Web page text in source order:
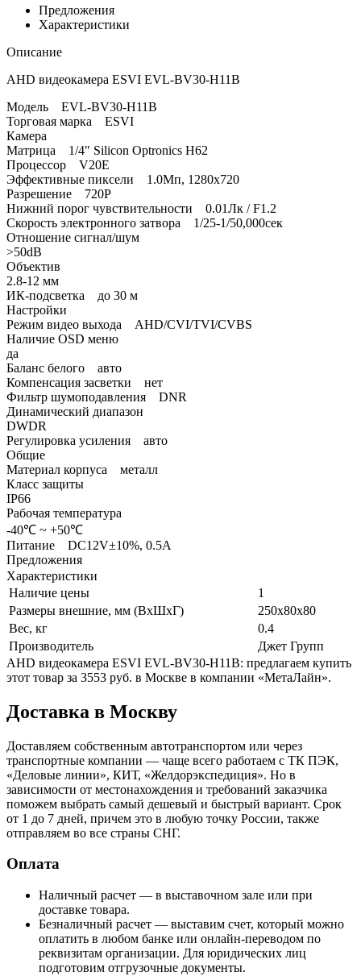
Предложения
Характеристики
Описание
AHD видеокамера ESVI EVL-BV30-H11B
Модель EVL-BV30-H11B
Торговая марка ESVI
Камера
Матрица 1/4" Silicon Optronics H62
Процессор V20E
Эффективные пиксели 1.0Мп, 1280x720
Разрешение 720P
Нижний порог чувствительности 0.01Лк / F1.2
Скорость электронного затвора 1/25-1/50,000сек
Отношение сигнал/шум
>50dB
Объектив
2.8-12 мм
ИК-подсветка до 30 м
Настройки
Режим видео выхода AHD/CVI/TVI/CVBS
Наличие OSD меню
да
Баланс белого авто
Компенсация засветки нет
Фильтр шумоподавления DNR
Динамический диапазон
DWDR
Регулировка усиления авто
Общие
Материал корпуса металл
Класс защиты
IP66
Рабочая температура
-40℃ ~ +50℃
Питание DC12V±10%, 0.5A
Предложения
Характеристики
Наличие цены
1
Размеры внешние, мм (ВхШхГ)
250х80х80
Вес, кг
0.4
Производитель
Джет Групп
AHD видеокамера ESVI EVL-BV30-H11B: предлагаем купить
этот товар за 3553 руб. в Москве в компании «МетаЛайн».
Доставка в Москву
Доставляем собственным автотранспортом или через
транспортные компании — чаще всего работаем с ТК ПЭК,
«Деловые линии», КИТ, «Желдорэкспедиция». Но в
зависимости от местонахождения и требований заказчика
поможем выбрать самый дешевый и быстрый вариант. Срок
от 1 до 7 дней, причем это в любую точку России, также
отправляем во все страны СНГ.
Оплата
Наличный расчет — в выставочном зале или при
доставке товара.
Безналичный расчет — выставим счет, который можно
оплатить в любом банке или онлайн-переводом по
реквизитам организации. Для юридических лиц
подготовим отгрузочные документы.